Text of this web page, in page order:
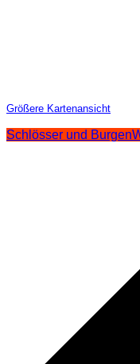
Größere Kartenansicht
Schlösser und Burgen